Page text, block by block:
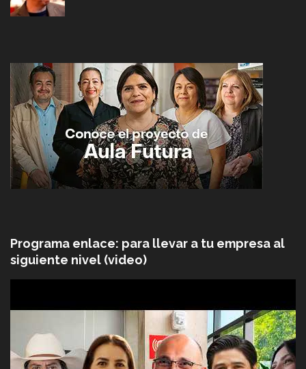
Programa enlace: para llevar a tu empresa al
siguiente nivel (video)